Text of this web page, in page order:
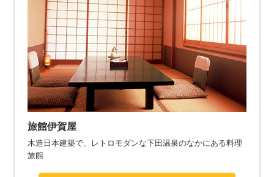
旅館伊賀屋
木造日本建築で、レトロモダンな下田温泉のなかにある料理
旅館